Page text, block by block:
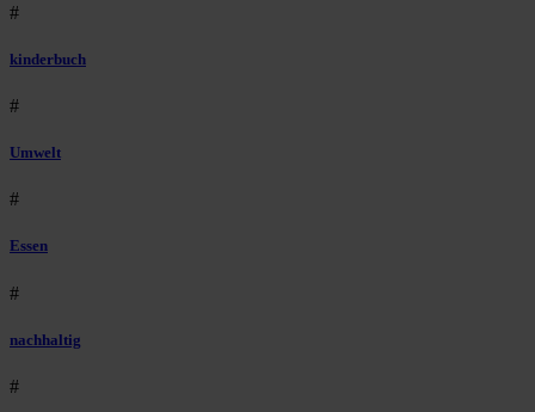
#
kinderbuch
#
Umwelt
#
Essen
#
nachhaltig
#